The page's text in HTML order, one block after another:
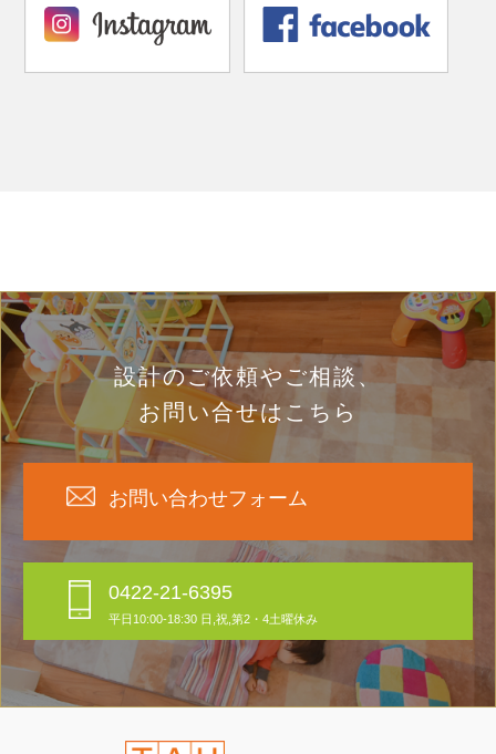
設計のご依頼やご相談、
お問い合せはこちら
お問い合わせフォーム
0422-21-6395
平日10:00-18:30 日,祝,第2・4土曜休み